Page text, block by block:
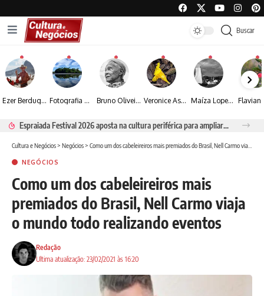
Buscar
Ezer Berdugo transforma experiências multiculturais e memórias em narrativas visuais por meio da fotografia Fotografia de Fátima Carlini transforma paisagens naturais em experiências de contemplação Bruno Oliveira retrata o cotidiano urbano por meio da fotografia em preto e branco Veronice Assini Saes transforma a natureza em fotografias marcadas pela sensibilidade Maíza Lopes transforma cultura popular baiana em narrativas fotográficas
Espraiada Festival 2026 aposta na cultura periférica para ampliar oportunidades na zona sul
Cultura e Negócios> Negócios> Como um dos cabeleireiros mais premiados do Brasil, Nell Carmo viaja o mundo todo realizando eventos
NEGÓCIOS
Como um dos cabeleireiros mais
premiados do Brasil, Nell Carmo viaja
o mundo todo realizando eventos
Ultima atualização: 23/02/2021 às 16:20
Redação